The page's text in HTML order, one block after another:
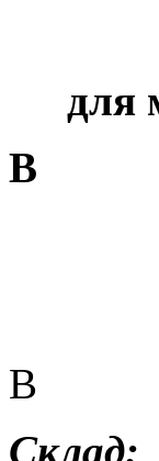
для
В
В
Склад: